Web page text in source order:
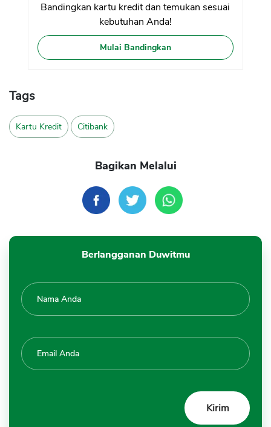
Bandingkan kartu kredit dan temukan sesuai
kebutuhan Anda!
Mulai Bandingkan
Tags
Kartu Kredit Citibank
Bagikan Melalui
Berlangganan Duwitmu